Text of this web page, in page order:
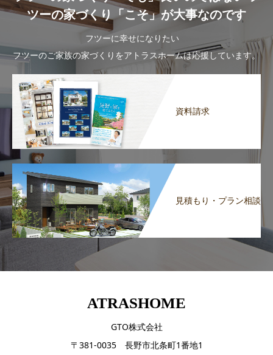
ツーの家づくり「こそ」が大事なのです
フツーに幸せになりたい
フツーのご家族の家づくりをアトラスホームは応援しています。
資料請求
見積もり・プラン相談
ATRASHOME
GTO株式会社
〒381-0035 長野市北条町1番地1